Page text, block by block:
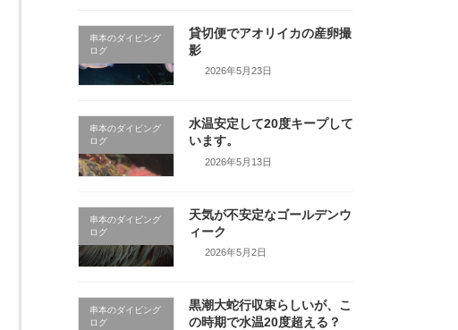
串本のダイビング
ログ
貸切便でアオリイカの産卵撮
影
2026年5月23日
串本のダイビング
ログ
水温安定して20度キープして
います。
2026年5月13日
串本のダイビング
ログ
天気が不安定なゴールデンウ
ィーク
2026年5月2日
串本のダイビング
ログ
黒潮大蛇行収束らしいが、こ
の時期で水温20度超える？